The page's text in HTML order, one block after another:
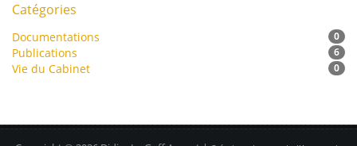
Catégories
Documentations 0
Publications 6
Vie du Cabinet 0